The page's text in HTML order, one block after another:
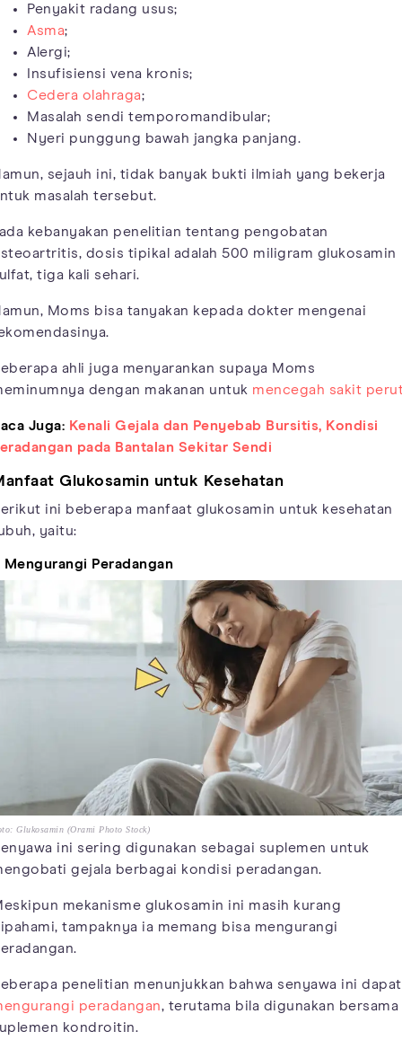
Penyakit radang usus;
Asma;
Alergi;
Insufisiensi vena kronis;
Cedera olahraga;
Masalah sendi temporomandibular;
Nyeri punggung bawah jangka panjang.
sejauh ini, tidak banyak bukti ilmiah yang bekerja
masalah tersebut.
kebanyakan penelitian tentang pengobatan
dosis tipikal adalah 500 miligram glukosamin
tiga kali sehari.
Moms bisa tanyakan kepada dokter mengenai
ahli juga menyarankan supaya Moms
dengan makanan untuk mencegah sakit
Juga: Kenali Gejala dan Penyebab Bursitis, Kondisi
pada Bantalan Sekitar Sendi
Glukosamin untuk Kesehatan
ini beberapa manfaat glukosamin untuk kesehatan
yaitu:
Mengurangi Peradangan
Glukosamin (Orami Photo Stock)
ini sering digunakan sebagai suplemen untuk
gejala berbagai kondisi peradangan.
mekanisme glukosamin ini masih kurang
tampaknya ia memang bisa mengurangi
penelitian menunjukkan bahwa senyawa ini dapat
peradangan, terutama bila digunakan bersama
kondroitin.